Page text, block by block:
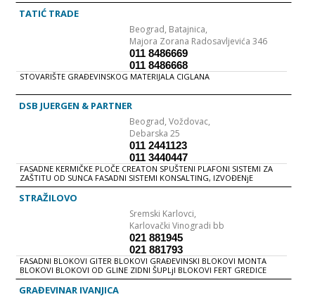
TATIĆ TRADE
Beograd, Batajnica,
Majora Zorana Radosavljevića 346
011 8486669
011 8486668
STOVARIŠTE GRAĐEVINSKOG MATERIJALA CIGLANA
DSB JUERGEN & PARTNER
Beograd,Voždovac,
Debarska 25
011 2441123
011 3440447
FASADNE KERMIČKE PLOČE CREATON SPUŠTENI PLAFONI SISTEMI ZA
ZAŠTITU OD SUNCA FASADNI SISTEMI KONSALTING, IZVOĐENjE
GRAĐEVINSKIH RADOVA U OBLASTI VISOKOGRADNjE PROIZVODNjA
STIRO BLOKA
STRAŽILOVO
Sremski Karlovci,
Karlovački Vinogradi bb
021 881945
021 881793
FASADNI BLOKOVI GITER BLOKOVI GRAĐEVINSKI BLOKOVI MONTA
BLOKOVI BLOKOVI OD GLINE ZIDNI ŠUPLjI BLOKOVI FERT GREDICE
ŠUPLjE OPEKE
GRAĐEVINAR IVANJICA